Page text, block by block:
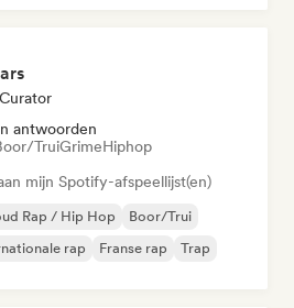
antwoorden
TruiGrimeHiphop
mijn Spotify-afspeellijst(en)
Rap / Hip Hop
Boor/Trui
rap Franse rap Trap